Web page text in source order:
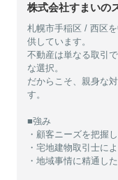
株式会社すまいの
札幌市手稲区 / 西区
供しています。
不動産は単なる取引
な選択。
だからこそ、親身な
す。
■強み
・顧客ニーズを把握
・宅地建物取引士に
・地域事情に精通し